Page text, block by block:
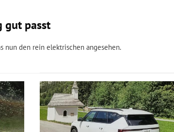
gut passt
nun den rein elektrischen angesehen.